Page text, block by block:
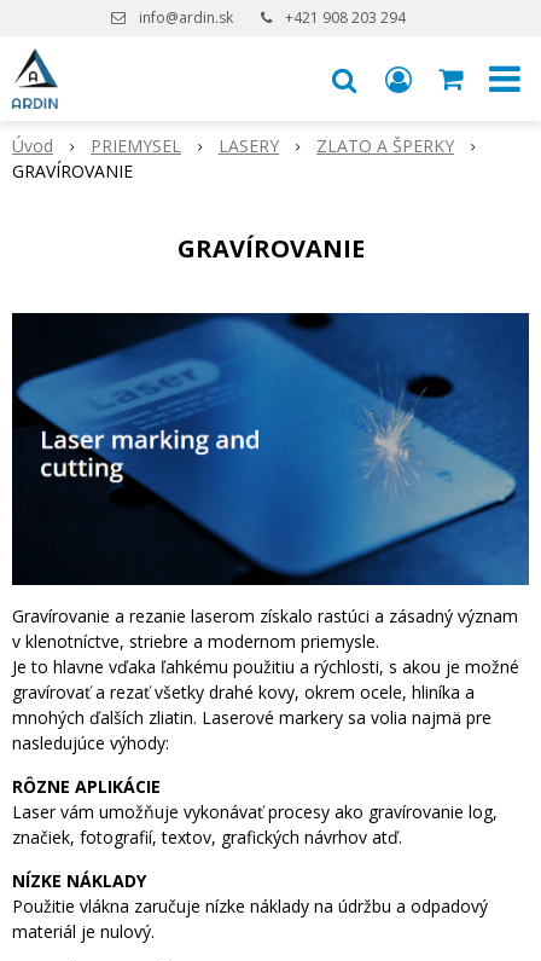
info@ardin.sk +421 908 203 294
Úvod PRIEMYSEL LASERY
ZLATO A ŠPERKY
GRAVÍROVANIE
GRAVÍROVANIE
Gravírovanie a rezanie laserom získalo rastúci a zásadný význam
v klenotníctve, striebre a modernom priemysle.
Je to hlavne vďaka ľahkému použitiu a rýchlosti, s akou je možné
gravírovať a rezať všetky drahé kovy, okrem ocele, hliníka a
mnohých ďalších zliatin. Laserové markery sa volia najmä pre
nasledujúce výhody:
RÔZNE APLIKÁCIE
Laser vám umožňuje vykonávať procesy ako gravírovanie log,
značiek, fotografií, textov, grafických návrhov atď.
NÍZKE NÁKLADY
Použitie vlákna zaručuje nízke náklady na údržbu a odpadový
materiál je nulový.